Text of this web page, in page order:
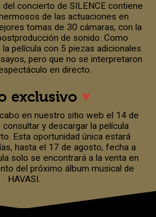
concierto de SILENCE contiene
de las actuaciones en
tomas de 30 cámaras, con la
de sonido. Como
película con 5 piezas adicionales
pero que no se interpretaron
en directo.
exclusivo ♥
en nuestro sitio web el 14 de
y descargar la película
Esta oportunidad única estará
hasta el 17 de agosto, fecha a
solo se encontrará a la venta en
del próximo álbum musical de
HAVASI.